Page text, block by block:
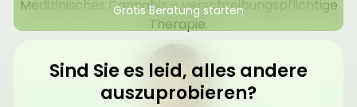
Medizinisches Cannabis – verschreibungspflichtige
Therapie.
Gratis Beratung starten
Sind Sie es leid, alles andere
auszuprobieren?